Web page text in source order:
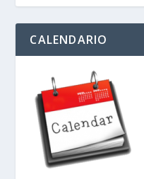
CALENDARIO